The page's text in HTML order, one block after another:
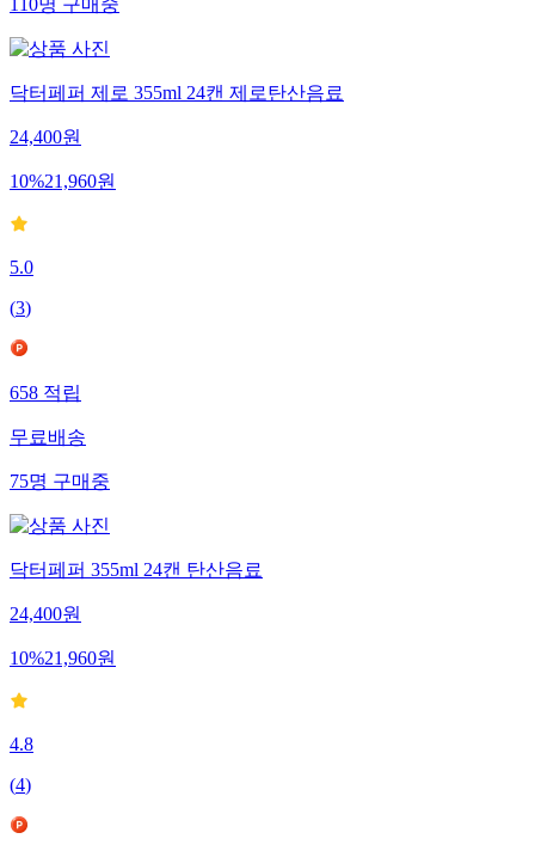
110명구매중
닥터페퍼 제로 355ml 24캔 제로탄산음료
24,400원
10%21,960원
5.0
(3)
658적립
무료배송
75명구매중
닥터페퍼 355ml 24캔 탄산음료
24,400원
10%21,960원
4.8
(4)